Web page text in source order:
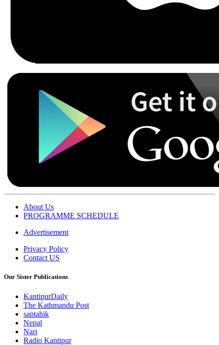
About Us
PROGRAMME SCHEDULE
Advertisement
Privacy Policy
Contact US
Our Sister Publications
KantipurDaily
The Kathmandu Post
saptahik
Nepal
Nari
Radio Kantipur